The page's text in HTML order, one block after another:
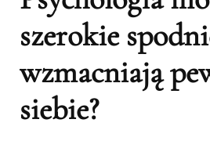
szerokie
wzmacniają
siebie?